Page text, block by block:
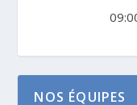
NOS ÉQUIPES